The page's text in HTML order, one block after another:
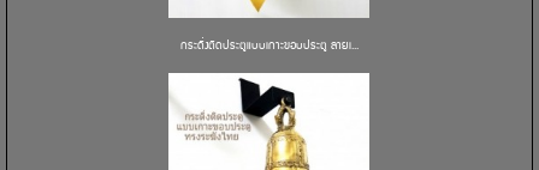
กระดิ่งติดประตูแบบเกาะขอบประตู ลายเ...